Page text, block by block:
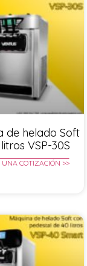
de helado Soft
VSP-30S
UNA COTIZACIÓN >>